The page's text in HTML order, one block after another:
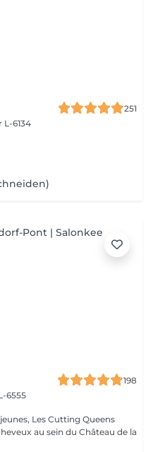
251
L-6134
198
6555
Queens
au sein du Château de la